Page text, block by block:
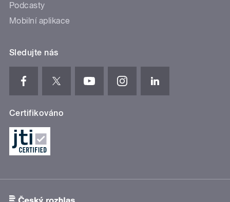
Podcasty
Mobilní aplikace
Sledujte nás
Certifikováno